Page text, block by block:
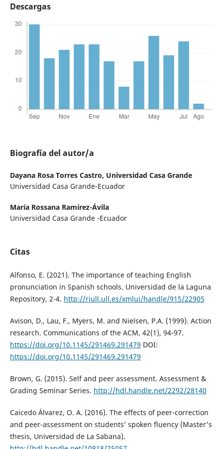
Descargas
Biografía del autor/a
Dayana Rosa Torres Castro, Universidad Casa Grande
Universidad Casa Grande-Ecuador
María Rossana Ramírez-Ávila
Universidad Casa Grande -Ecuador
Citas
Alfonso, E. (2021). The importance of teaching English
pronunciation in Spanish schools. Universidad de la Laguna
Repository, 2-4. http://riull.ull.es/xmlui/handle/915/22905
Avison, D., Lau, F., Myers, M. and Nielsen, P.A. (1999). Action
research. Communications of the ACM, 42(1), 94-97.
https://doi.org/10.1145/291469.291479 DOI:
https://doi.org/10.1145/291469.291479
Brown, G. (2015). Self and peer assessment. Assessment &
Grading Seminar Series. http://hdl.handle.net/2292/28140
Caicedo Álvarez, O. A. (2016). The effects of peer-correction
and peer-assessment on students’ spoken fluency (Master's
thesis, Universidad de La Sabana).